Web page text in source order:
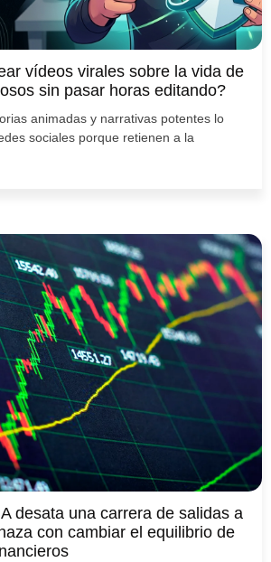
vídeos virales sobre la vida de
sin pasar horas editando?
animadas y narrativas potentes lo
sociales porque retienen a la
desata una carrera de salidas a
con cambiar el equilibrio de